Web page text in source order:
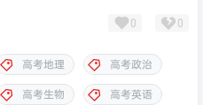
0 0
高考地理
高考政治
高考生物
高考英语